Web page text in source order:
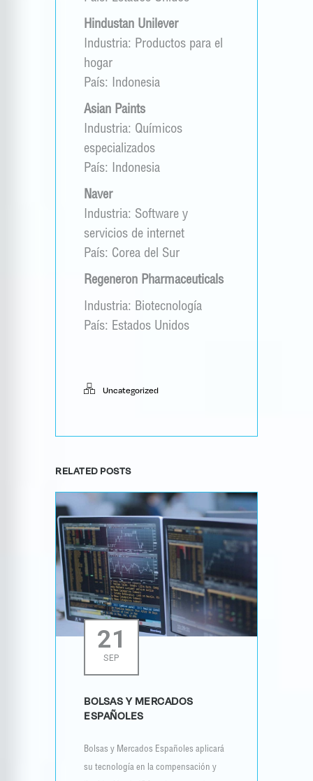
Hindustan Unilever
Industria: Productos para el
hogar
País: Indonesia
Asian Paints
Industria: Químicos
especializados
País: Indonesia
Naver
Industria: Software y
servicios de internet
País: Corea del Sur
Regeneron Pharmaceuticals
Industria: Biotecnología
País: Estados Unidos
Uncategorized
RELATED POSTS
21
SEP
BOLSAS Y MERCADOS
ESPAÑOLES
Bolsas y Mercados Españoles aplicará
su tecnología en la compensación y